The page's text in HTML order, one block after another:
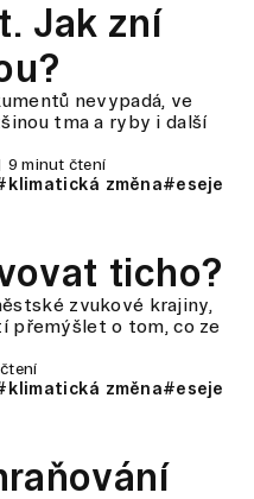
Jak zní
nevypadá, ve
tma a ryby i další
9 minut čtení
změna#eseje
ticho?
zvukové krajiny,
přemýšlet o tom, co ze
změna#eseje